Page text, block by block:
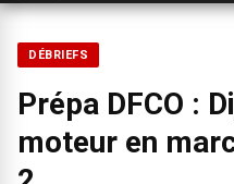
DÉBRIEFS
Prépa DFCO :
moteur en